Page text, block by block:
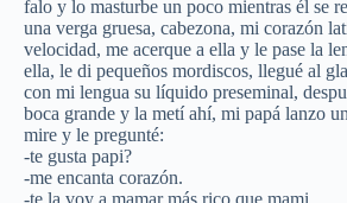
falo y lo masturbe un poco mientras él se
una verga gruesa, cabezona, mi corazón
velocidad, me acerque a ella y le pase la
ella, le di pequeños mordiscos, llegué al
con mi lengua su líquido preseminal,
boca grande y la metí ahí, mi papá lanzo
mire y le pregunté:
-te gusta papi?
-me encanta corazón.